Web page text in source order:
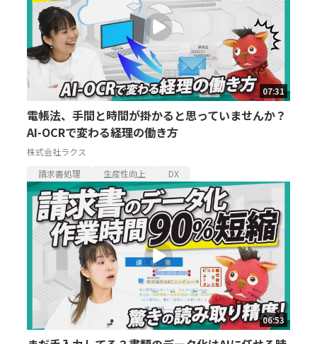
07:31
電帳法、手間と時間が掛かると思っていませんか？
AI-OCRで変わる経理の働き方
株式会社ラクス
請求書処理
生産性向上 DX
06:53